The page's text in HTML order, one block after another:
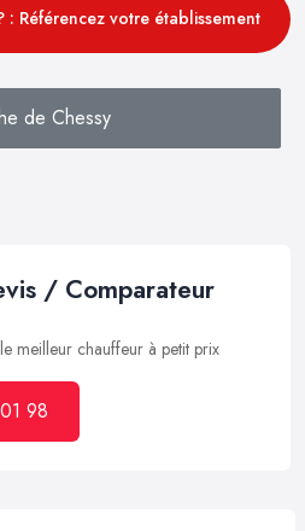
: Référencez votre établissement
de Chessy
/ Comparateur
meilleur chauffeur à petit prix
98